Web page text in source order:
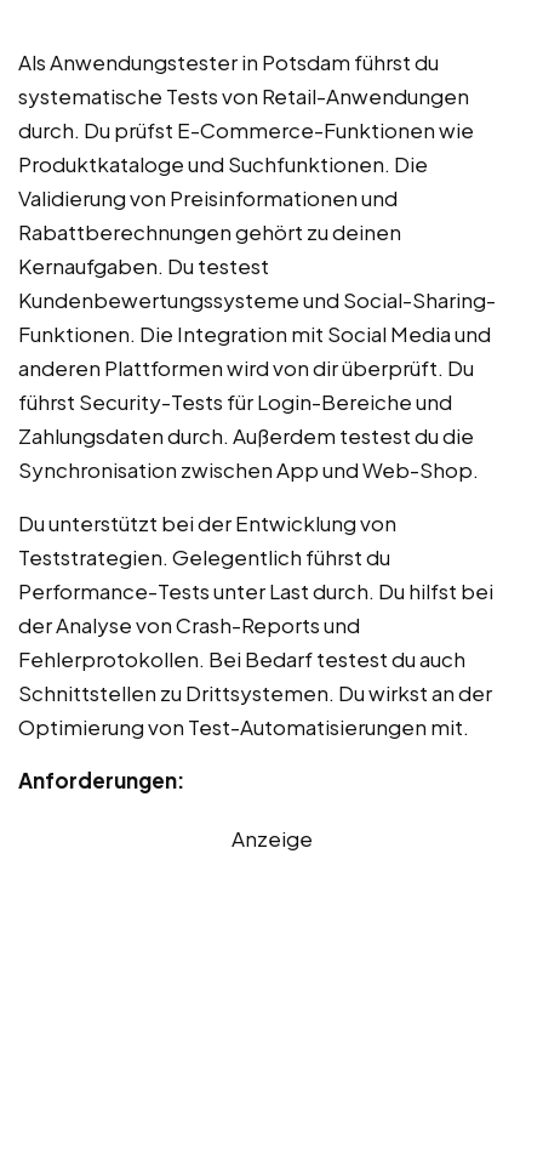
Als Anwendungstester in Potsdam führst du
systematische Tests von Retail-Anwendungen
durch. Du prüfst E-Commerce-Funktionen wie
Produktkataloge und Suchfunktionen. Die
Validierung von Preisinformationen und
Rabattberechnungen gehört zu deinen
Kernaufgaben. Du testest
Kundenbewertungssysteme und Social-Sharing-
Funktionen. Die Integration mit Social Media und
anderen Plattformen wird von dir überprüft. Du
führst Security-Tests für Login-Bereiche und
Zahlungsdaten durch. Außerdem testest du die
Synchronisation zwischen App und Web-Shop.
Du unterstützt bei der Entwicklung von
Teststrategien. Gelegentlich führst du
Performance-Tests unter Last durch. Du hilfst bei
der Analyse von Crash-Reports und
Fehlerprotokollen. Bei Bedarf testest du auch
Schnittstellen zu Drittsystemen. Du wirkst an der
Optimierung von Test-Automatisierungen mit.
Anforderungen:
Anzeige